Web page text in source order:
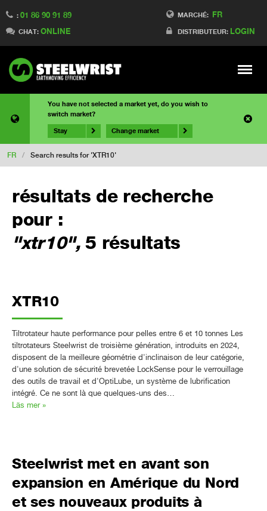
MARCHÉ: FR
DISTRIBUTEUR: LOGIN
: 01 86 90 91 89
CHAT: ONLINE
Meny
You have not selected a market yet, do you wish to
switch market?
Stay Change market
FR / Search results for 'XTR10'
résultats de recherche
pour :
"xtr10", 5 résultats
XTR10
Tiltrotateur haute performance pour pelles entre 6 et 10 tonnes Les
tiltrotateurs Steelwrist de troisième génération, introduits en 2024,
disposent de la meilleure géométrie d'inclinaison de leur catégorie,
d'une solution de sécurité brevetée LockSense pour le verrouillage
des outils de travail et d'OptiLube, un système de lubrification
intégré. Ce ne sont là que quelques-uns des…
Läs mer »
Steelwrist met en avant son
expansion en Amérique du Nord
et ses nouveaux produits à